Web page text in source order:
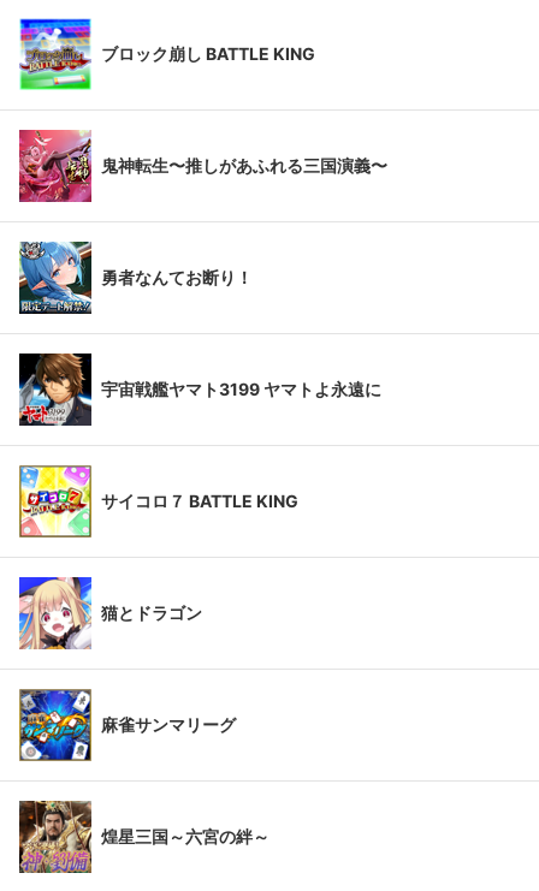
ブロック崩し BATTLE KING
鬼神転生〜推しがあふれる三国演義〜
勇者なんてお断り！
宇宙戦艦ヤマト3199 ヤマトよ永遠に
サイコロ７ BATTLE KING
猫とドラゴン
麻雀サンマリーグ
煌星三国～六宮の絆～